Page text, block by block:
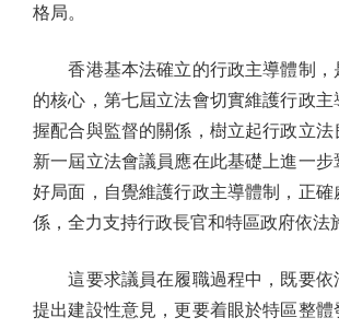
格局。
香港基本法確立的行政主導體制，
的核心，第七屆立法會切實維護行政
握配合與監督的關係，樹立起行政立法
新一屆立法會議員應在此基礎上進一步
好局面，自覺維護行政主導體制，正確
係，全力支持行政長官和特區政府依法
這要求議員在履職過程中，既要依
提出建設性意見，更要着眼於特區整體